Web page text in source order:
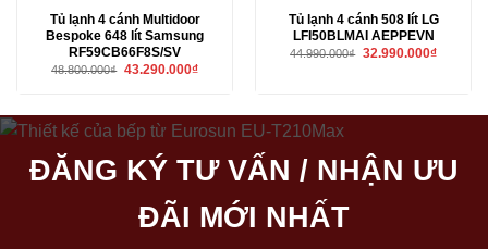
Tủ lạnh 4 cánh Multidoor
Bespoke 648 lít Samsung
RF59CB66F8S/SV
48.800.000₫ Giá
43.290.000₫Giá
43.290.000₫.
Tủ lạnh 4 cánh 508 lít LG
LFI50BLMAI AEPPEVN
44.990.000₫ Giá
32.990.000₫Giá
ĐĂNG KÝ TƯ VẤN / NHẬN ƯU
ĐÃI MỚI NHẤT